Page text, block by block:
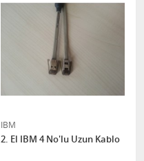
IBM
2. El IBM 4 No'lu Uzun Kablo